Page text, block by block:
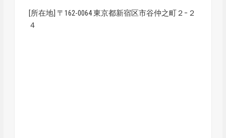
[所在地] 〒162-0064 東京都新宿区市谷仲之町２−２
４